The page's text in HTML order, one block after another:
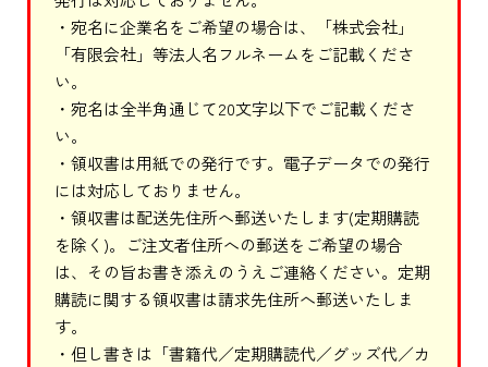
・宛名に企業名をご希望の場合は、「株式会社」
「有限会社」等法人名フルネームをご記載くださ
い。
・宛名は全半角通じて20文字以下でご記載くださ
い。
・領収書は用紙での発行です。電子データでの発行
には対応しておりません。
・領収書は配送先住所へ郵送いたします(定期購読
を除く)。ご注文者住所への郵送をご希望の場合
は、その旨お書き添えのうえご連絡ください。定期
購読に関する領収書は請求先住所へ郵送いたしま
す。
・但し書きは「書籍代／定期購読代／グッズ代／カ